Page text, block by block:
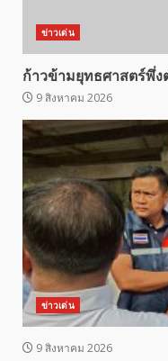
ข่าวเด่น
ก้าวข้ามยุทธศาสตร์พึ่ง
9 สิงหาคม 2026
ข่าวเด่น
9 สิงหาคม 2026